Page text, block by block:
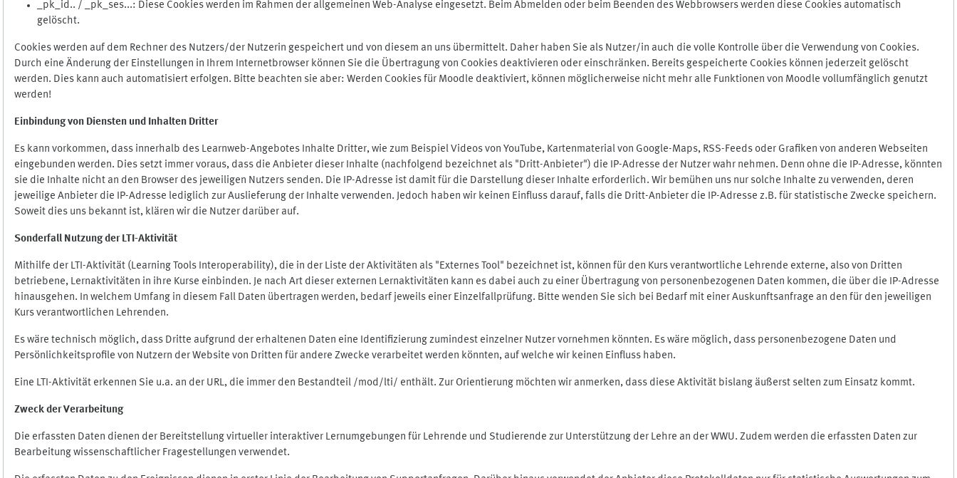
_pk_id.. / _pk_ses...: Diese Cookies werden im Rahmen der allgemeinen Web-Analyse eingesetzt. Beim Abmelden oder beim Beenden des Webbrowsers werden diese Cookies automatisch
gelöscht.
Cookies werden auf dem Rechner des Nutzers/der Nutzerin gespeichert und von diesem an uns übermittelt. Daher haben Sie als Nutzer/in auch die volle Kontrolle über die Verwendung von Cookies.
Durch eine Änderung der Einstellungen in Ihrem Internetbrowser können Sie die Übertragung von Cookies deaktivieren oder einschränken. Bereits gespeicherte Cookies können jederzeit gelöscht
werden. Dies kann auch automatisiert erfolgen. Bitte beachten sie aber: Werden Cookies für Moodle deaktiviert, können möglicherweise nicht mehr alle Funktionen von Moodle vollumfänglich genutzt
werden!
Einbindung von Diensten und Inhalten Dritter
Es kann vorkommen, dass innerhalb des Learnweb-Angebotes Inhalte Dritter, wie zum Beispiel Videos von YouTube, Kartenmaterial von Google-Maps, RSS-Feeds oder Grafiken von anderen Webseiten
eingebunden werden. Dies setzt immer voraus, dass die Anbieter dieser Inhalte (nachfolgend bezeichnet als "Dritt-Anbieter") die IP-Adresse der Nutzer wahr nehmen. Denn ohne die IP-Adresse, könnten
sie die Inhalte nicht an den Browser des jeweiligen Nutzers senden. Die IP-Adresse ist damit für die Darstellung dieser Inhalte erforderlich. Wir bemühen uns nur solche Inhalte zu verwenden, deren
jeweilige Anbieter die IP-Adresse lediglich zur Auslieferung der Inhalte verwenden. Jedoch haben wir keinen Einfluss darauf, falls die Dritt-Anbieter die IP-Adresse z.B. für statistische Zwecke speichern.
Soweit dies uns bekannt ist, klären wir die Nutzer darüber auf.
Sonderfall Nutzung der LTI-Aktivität
Mithilfe der LTI-Aktivität (Learning Tools Interoperability), die in der Liste der Aktivitäten als "Externes Tool" bezeichnet ist, können für den Kurs verantwortliche Lehrende externe, also von Dritten
betriebene, Lernaktivitäten in ihre Kurse einbinden. Je nach Art dieser externen Lernaktivitäten kann es dabei auch zu einer Übertragung von personenbezogenen Daten kommen, die über die IP-Adresse
hinausgehen. In welchem Umfang in diesem Fall Daten übertragen werden, bedarf jeweils einer Einzelfallprüfung. Bitte wenden Sie sich bei Bedarf mit einer Auskunftsanfrage an den für den jeweiligen
Kurs verantwortlichen Lehrenden.
Es wäre technisch möglich, dass Dritte aufgrund der erhaltenen Daten eine Identifizierung zumindest einzelner Nutzer vornehmen könnten. Es wäre möglich, dass personenbezogene Daten und
Persönlichkeitsprofile von Nutzern der Website von Dritten für andere Zwecke verarbeitet werden könnten, auf welche wir keinen Einfluss haben.
Eine LTI-Aktivität erkennen Sie u.a. an der URL, die immer den Bestandteil /mod/lti/ enthält. Zur Orientierung möchten wir anmerken, dass diese Aktivität bislang äußerst selten zum Einsatz kommt.
Zweck der Verarbeitung
Die erfassten Daten dienen der Bereitstellung virtueller interaktiver Lernumgebungen für Lehrende und Studierende zur Unterstützung der Lehre an der WWU. Zudem werden die erfassten Daten zur
Bearbeitung wissenschaftlicher Fragestellungen verwendet.